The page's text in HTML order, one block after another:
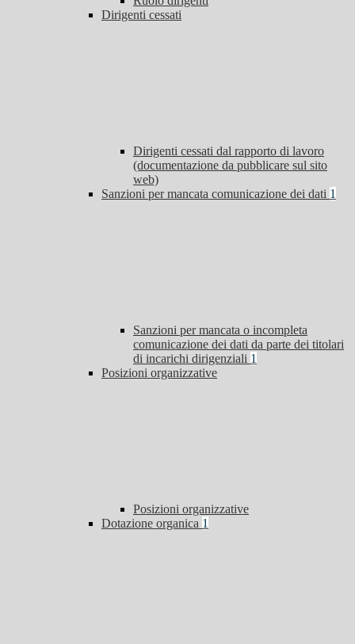
Dirigenti cessati
Dirigenti cessati dal rapporto di lavoro
(documentazione da pubblicare sul sito
web)
Sanzioni per mancata comunicazione dei dati 1
Sanzioni per mancata o incompleta
comunicazione dei dati da parte dei titolari
di incarichi dirigenziali 1
Posizioni organizzative
Posizioni organizzative
Dotazione organica 1